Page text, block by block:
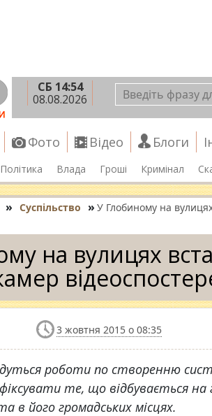
СБ 14:54
08.08.2026
Фото Відео Блоги
Політика Влада Гроші Кримінал
» Суспільство » У Глобиному на
на вулицях
3 жовтня 2015 о 08:35
роботи по створенню
те, що відбувається на
в його громадських місцях.